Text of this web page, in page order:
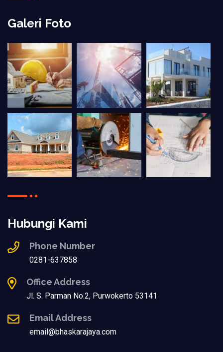
Galeri Foto
Hubungi Kami
Phone Number
0281-637858
Office Address
Jl. S. Parman No.2, Purwokerto 53141
Email Address
email@bhaskarajaya.com